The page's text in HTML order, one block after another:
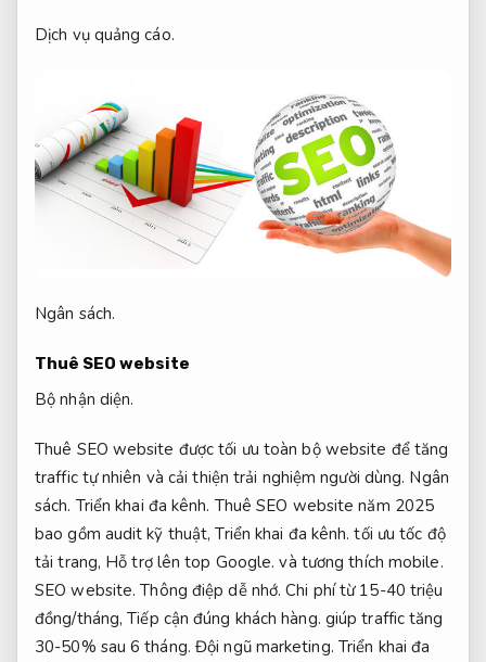
Dịch vụ quảng cáo.
Ngân sách.
Thuê SEO website
Bộ nhận diện.
Thuê SEO website được tối ưu toàn bộ website để tăng
traffic tự nhiên và cải thiện trải nghiệm người dùng. Ngân
sách. Triển khai đa kênh. Thuê SEO website năm 2025
bao gồm audit kỹ thuật,Triển khai đa kênh. tối ưu tốc độ
tải trang, Hỗ trợ lên top Google. và tương thích mobile.
SEO website. Thông điệp dễ nhớ. Chi phí từ 15-40 triệu
đồng/tháng,Tiếp cận đúng khách hàng. giúp traffic tăng
30-50% sau 6 tháng. Đội ngũ marketing. Triển khai đa